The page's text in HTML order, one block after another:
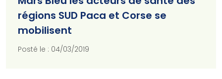
régions SUD Paca et Corse se
mobilisent
Posté le : 04/03/2019